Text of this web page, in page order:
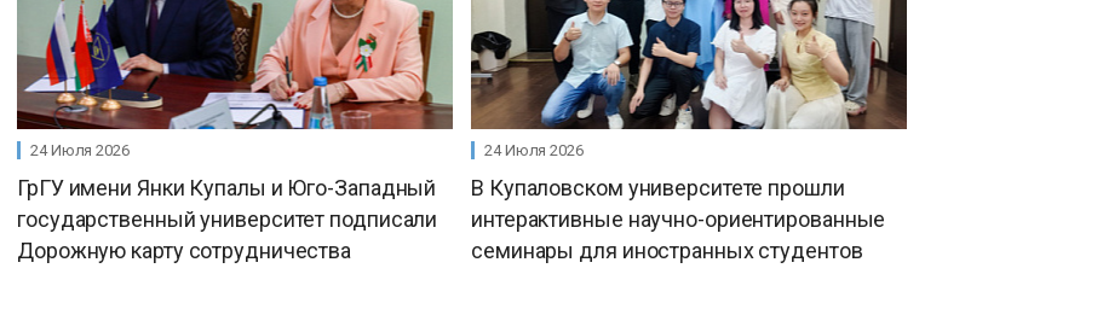
24 Июля 2026
ГрГУ имени Янки Купалы и Юго-Западный
государственный университет подписали
Дорожную карту сотрудничества
24 Июля 2026
В Купаловском университете прошли
интерактивные научно-ориентированные
семинары для иностранных студентов